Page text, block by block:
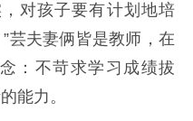
对孩子要有计划地培
芸夫妻俩皆是教师，在
：不苛求学习成绩拔
能力。